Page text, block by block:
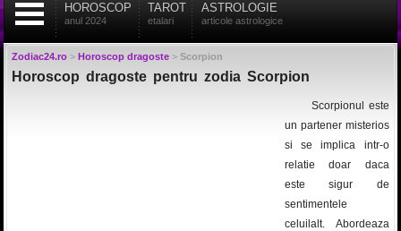
HOROSCOP
anul 2024
TAROT
etalari
ASTROLOGIE
articole astrologice
Zodiac24.ro> Horoscop dragoste> Scorpion
Horoscop dragoste pentru zodia Scorpion
Scorpionul este
un partener misterios
si se implica intr-o
relatie doar daca
este sigur de
sentimentele
celuilalt. Abordeaza